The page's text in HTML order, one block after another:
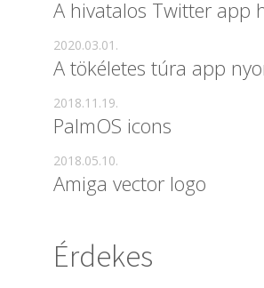
A hivatalos Twitter app
A tökéletes túra app
2020.03.01.
PalmOS icons
2018.11.19.
Amiga vector logo
2018.05.10.
Érdekes